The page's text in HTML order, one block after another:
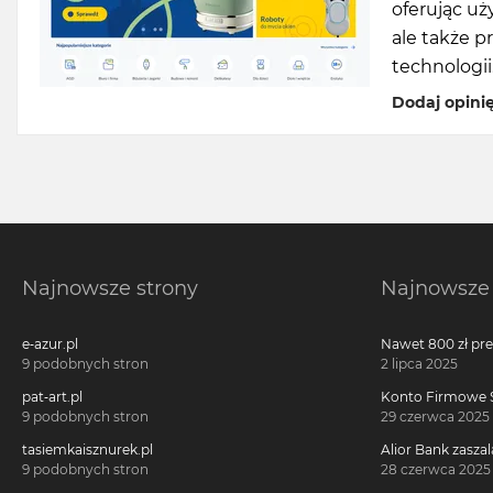
oferując
ale także
Dodaj
Najnowsze strony
e-azur.pl
9 podobnych stron
pat-art.pl
9 podobnych stron
tasiemkaisznurek.pl
9 podobnych stron
Nawet 800 zł
Millennium 360°!
2 lipca 2025
Konto Firmowe
2700 zł w
29 czerwca 2025
Alior Bank
voucherach za
28 czerwca 2025